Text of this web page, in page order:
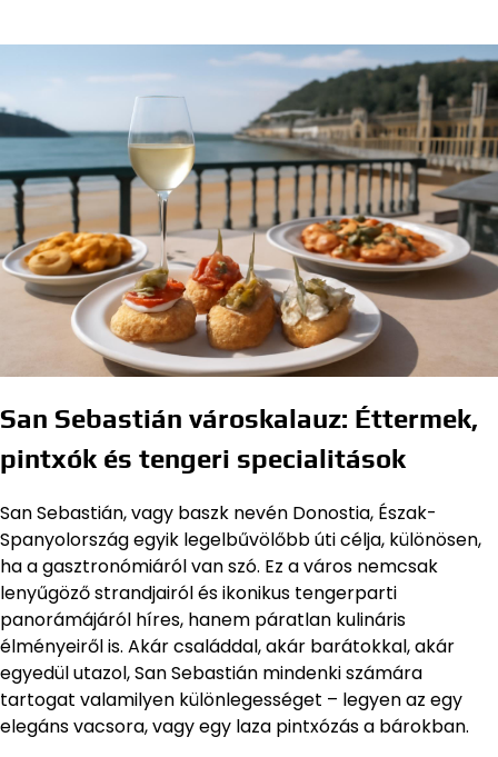
San Sebastián városkalauz: Éttermek,
pintxók és tengeri specialitások
San Sebastián, vagy baszk nevén Donostia, Észak-
Spanyolország egyik legelbűvölőbb úti célja, különösen,
ha a gasztronómiáról van szó. Ez a város nemcsak
lenyűgöző strandjairól és ikonikus tengerparti
panorámájáról híres, hanem páratlan kulináris
élményeiről is. Akár családdal, akár barátokkal, akár
egyedül utazol, San Sebastián mindenki számára
tartogat valamilyen különlegességet – legyen az egy
elegáns vacsora, vagy egy laza pintxózás a bárokban.